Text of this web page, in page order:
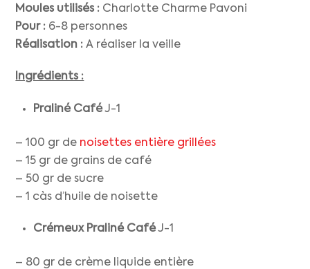
Moules utilisés : Charlotte Charme Pavoni
Pour : 6-8 personnes
Réalisation : A réaliser la veille
Ingrédients :
Praliné CaféJ-1
– 100 gr de noisettes entière grillées
– 15 gr de grains de café
– 50 gr de sucre
– 1 càs d’huile de noisette
Crémeux Praliné CaféJ-1
– 80 gr de crème liquide entière